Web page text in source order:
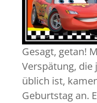
Gesagt, getan!
Verspätung, die
üblich ist,
Geburtstag an.